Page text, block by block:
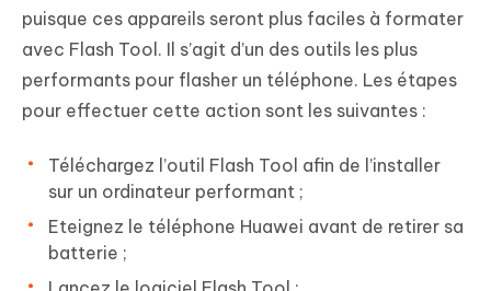
puisque ces appareils seront plus faciles à formater
avec Flash Tool. Il s’agit d’un des outils les plus
performants pour flasher un téléphone. Les étapes
pour effectuer cette action sont les suivantes :
Téléchargez l’outil Flash Tool afin de l’installer
sur un ordinateur performant ;
Eteignez le téléphone Huawei avant de retirer sa
batterie ;